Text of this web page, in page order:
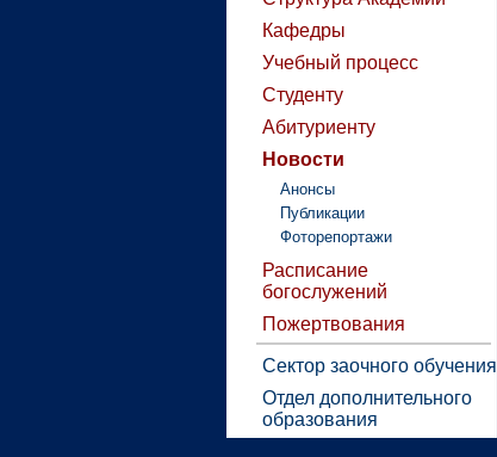
Кафедры
Учебный процесс
Студенту
Абитуриенту
Новости
Анонсы
Публикации
Фоторепортажи
Расписание
богослужений
Пожертвования
Сектор заочного обучения
Отдел дополнительного
образования